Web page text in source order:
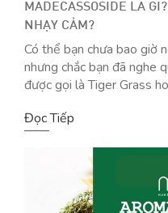
MADECASSOSIDE LÀ
NHẠY CẢM?
Có thể bạn chưa bao giờ
nhưng chắc bạn đã nghe
được gọi là Tiger Grass
hiện trong nhiều loại kem,
Đọc Tiếp